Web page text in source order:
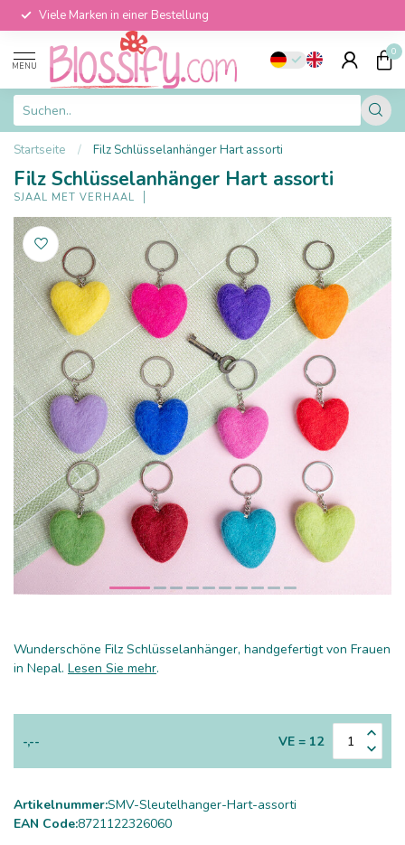
Viele Marken in einer Bestellung
MENU
0
Startseite / Filz Schlüsselanhänger Hart assorti
Filz Schlüsselanhänger Hart assorti
SJAAL MET VERHAAL
Wunderschöne Filz Schlüsselanhänger, handgefertigt von Frauen
in Nepal. Lesen Sie mehr.
-,-- VE = 12
Artikelnummer:SMV-Sleutelhanger-Hart-assorti
EAN Code:8721122326060